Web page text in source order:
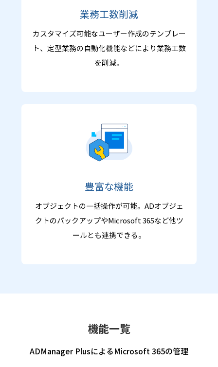
業務工数削減
カスタマイズ可能なユーザー作成のテンプレー
ト、定型業務の自動化機能などにより業務工数
を削減。
豊富な機能
オブジェクトの一括操作が可能。ADオブジェ
クトのバックアップやMicrosoft 365など他ツ
ールとも連携できる。
機能一覧
ADManager PlusによるMicrosoft 365の管理